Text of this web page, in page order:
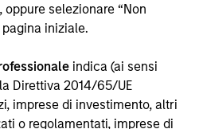
oppure selezionare “Non
iniziale.
indica (ai sensi
Direttiva 2014/65/UE
imprese di investimento, altri
o regolamentati, imprese di
Management, through
by Morgan Stanley